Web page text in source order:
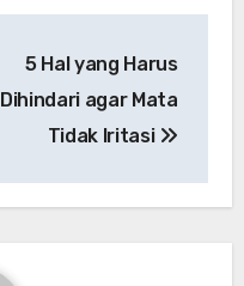
5 Hal yang Harus
Dihindari agar Mata
Tidak Iritasi